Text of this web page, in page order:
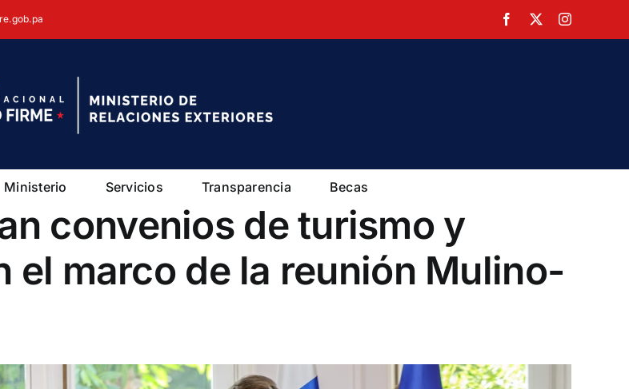
Facebook
X Instagram
Ministerio Servicios Transparencia Becas
convenios de turismo y
el marco de la reunión Mulino-